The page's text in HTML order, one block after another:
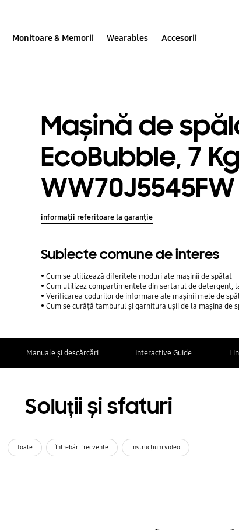
Monitoare & Memorii Wearables Accesorii
Mașină de
EcoBubble, 7 Kg
WW70J5545FW
informații referitoare la garanție
Subiecte comune de interes
Cum se utilizează diferitele moduri ale mașinii de spălat
Cum utilizez compartimentele din sertarul de detergent,
Verificarea codurilor de informare ale mașinii mele de
Cum se curăță tamburul și garnitura ușii de la mașina de
Manuale și descărcări Interactive Guide
Soluții și sfaturi
Toate Întrebări frecvente Instrucţiuni video